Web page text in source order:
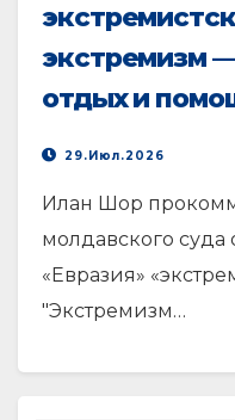
экстремизм
отдых и
29.Июл.2026
Илан Шор
молдавского
«Евразия»
"Экстремизм…